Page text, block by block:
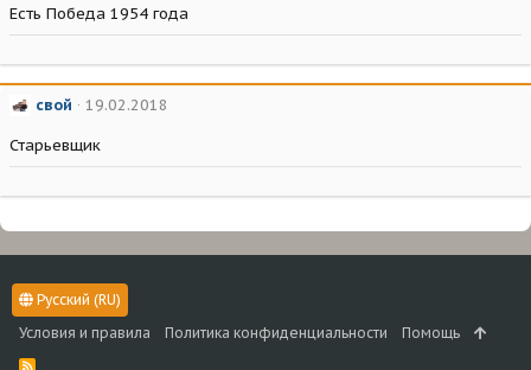
Есть Победа 1954 года
свой 19.02.2018
Старьевщик
Русский (RU)
Условия и правила
Политика конфиденциальности Помощь
R